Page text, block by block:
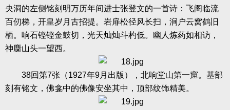
央洞的左侧铭刻明万历年间进士张登文的一首诗：飞阁临流
百仞梯，开皇岁月古招提。岩扉松径风长扫，涧户云窝鹤旧
栖。响石铿铿金鼓切，光天灿灿斗杓低。幽人炼药如相访，
神麕山头一望西。
38回第7张（1927年9月出版），北响堂山第一窟。基部
刻有铭文，佛龛中的佛像安坐其中，顶部纹饰精美。